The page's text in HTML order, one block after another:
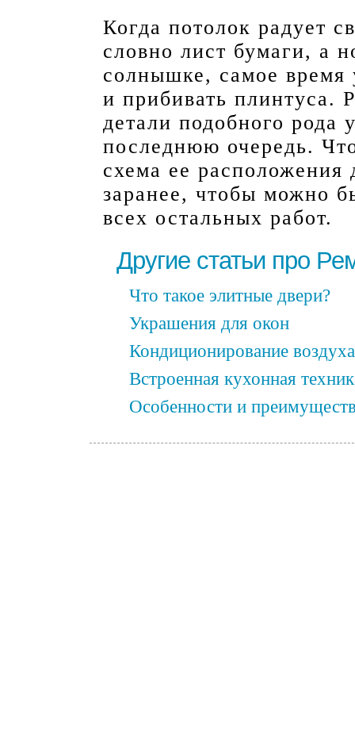
Когда потолок радует
словно лист бумаги, а
солнышке, самое время
и прибивать плинтуса.
детали подобного рода
последнюю очередь.
схема ее
заранее, чтобы можно
всех остальных работ.
Другие статьи про
Что такое элитные двери?
Украшения для окон
Кондиционирование воздуха
Встроенная кухонная
Особенности и